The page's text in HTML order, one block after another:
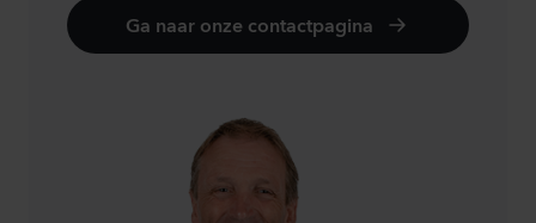
Ga naar onze contactpagina